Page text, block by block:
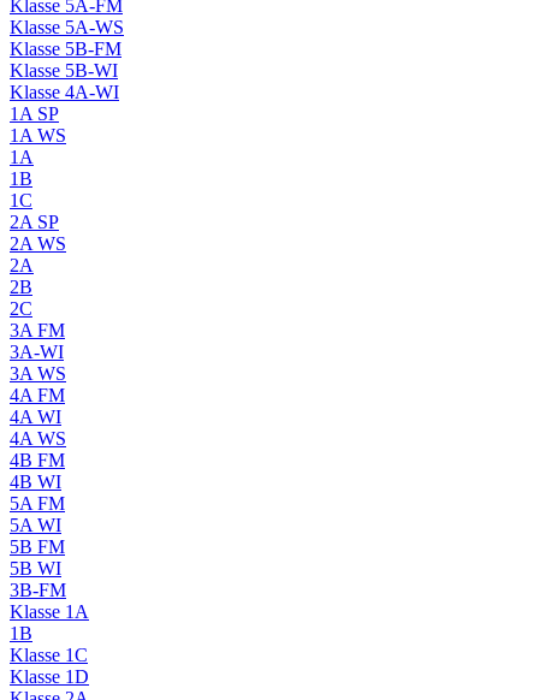
Klasse 5A-FM
Klasse 5A-WS
Klasse 5B-FM
Klasse 5B-WI
Klasse 4A-WI
1A SP
1A WS
1A
1B
1C
2A SP
2A WS
2A
2B
2C
3A FM
3A-WI
3A WS
4A FM
4A WI
4A WS
4B FM
4B WI
5A FM
5A WI
5B FM
5B WI
3B-FM
Klasse 1A
1B
Klasse 1C
Klasse 1D